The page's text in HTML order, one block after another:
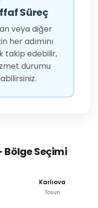
Süreç
veya diğer
her adımını
takip edebilir,
durumu
Bölge Seçimi
Karlıova
Tosun